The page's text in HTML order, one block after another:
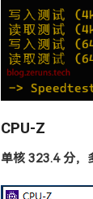
CPU-Z
单核 323.4 分，